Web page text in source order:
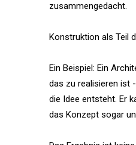
zusammengedacht.
Konstruktion als Teil
Ein Beispiel: Ein
das zu realisieren ist
die Idee entsteht. Er
das Konzept sogar